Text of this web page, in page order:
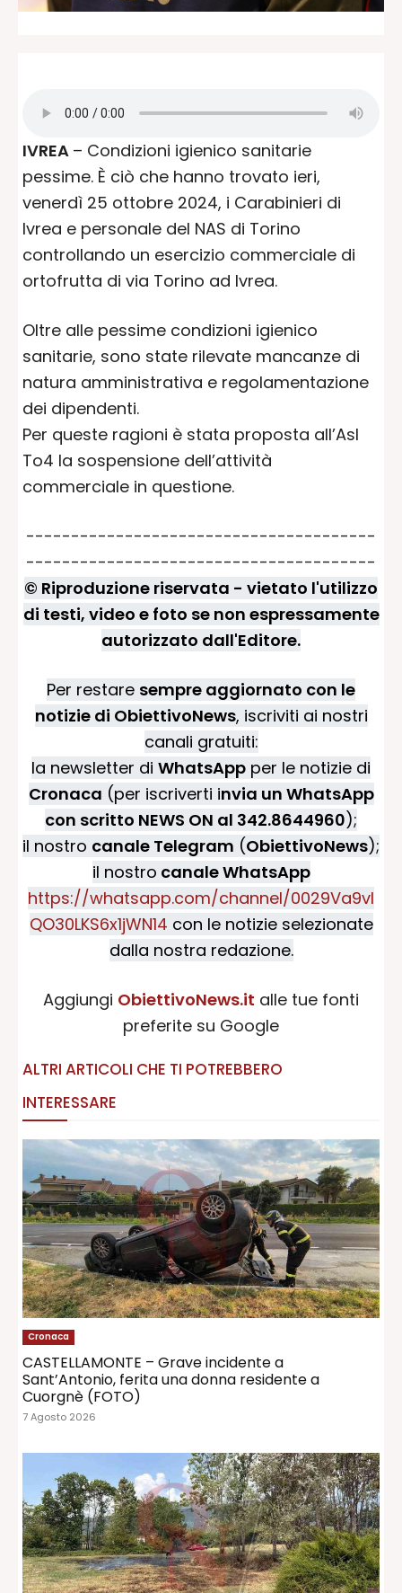
IVREA – Condizioni igienico sanitarie
pessime. È ciò che hanno trovato ieri,
venerdì 25 ottobre 2024, i Carabinieri di
Ivrea e personale del NAS di Torino
controllando un esercizio commerciale di
ortofrutta di via Torino ad Ivrea.
Oltre alle pessime condizioni igienico
sanitarie, sono state rilevate mancanze di
natura amministrativa e regolamentazione
dei dipendenti.
Per queste ragioni è stata proposta all’Asl
To4 la sospensione dell’attività
commerciale in questione.
---------------------------------------
---------------------------------------
© Riproduzione riservata - vietato l'utilizzo
di testi, video e foto se non espressamente
autorizzato dall'Editore.
Per restare sempre aggiornato con le
notizie di ObiettivoNews, iscriviti ai nostri
canali gratuiti:
la newsletter di WhatsApp per le notizie di
Cronaca (per iscriverti invia un WhatsApp
con scritto NEWS ON al 342.8644960);
il nostro canale Telegram (ObiettivoNews);
il nostro canale WhatsApp
https://whatsapp.com/channel/0029Va9vI
QO30LKS6x1jWN14 con le notizie selezionate
dalla nostra redazione.
Aggiungi ObiettivoNews.it alle tue fonti
preferite su Google
ALTRI ARTICOLI CHE TI POTREBBERO
INTERESSARE
Cronaca
CASTELLAMONTE – Grave incidente a
Sant’Antonio, ferita una donna residente a
Cuorgnè (FOTO)
7 Agosto 2026